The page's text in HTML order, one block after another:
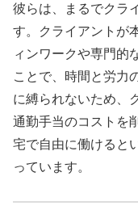
彼らは、まるでクラ
す。クライアントが
ィンワークや専門的
ことで、時間と労力
に縛られないため、
通勤手当のコストを
宅で自由に働けると
っています。